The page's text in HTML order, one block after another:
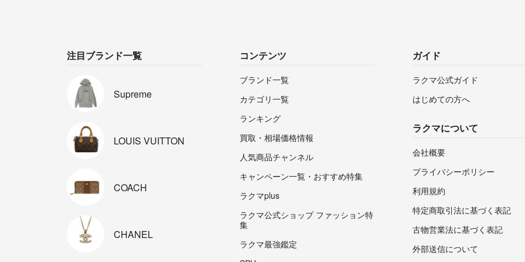
注目ブランド一覧
Supreme
LOUIS VUITTON
COACH
CHANEL
コンテンツ
ブランド一覧
カテゴリ一覧
ランキング
買取・相場価格情報
人気商品チャンネル
キャンペーン一覧・おすすめ特集
ラクマplus
ラクマ公式ショップ ファッション特
集
ラクマ最強鑑定
ガイド
ラクマ公式ガイド
はじめての方へ
ラクマについて
会社概要
プライバシーポリシー
利用規約
特定商取引法に基づく表記
古物営業法に基づく表記
外部送信について